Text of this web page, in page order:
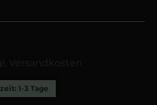
Versandkosten
1-3 Tage